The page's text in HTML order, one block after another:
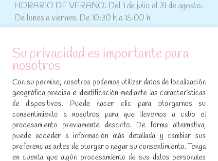
HORARIO DE VERANO: Del 1 de julio al 31 de agosto:
De lunes a viernes: De 10:30 h a 15:00 h
ATENCIÓN AL CLIENTE
Condiciones de compra
Aviso legal y política de privacidad
Política de cookies
SÍGUENOS EN REDES SOCIALES
Encuéntranos en:
Su privacidad es importante para
nosotros
Con su permiso, nosotros podemos utilizar datos de localización
geográfica precisa e identificación mediante las características
de dispositivos. Puede hacer clic para otorgarnos su
consentimiento a nosotros para que llevemos a cabo el
procesamiento previamente descrito. De forma alternativa,
puede acceder a información más detallada y cambiar sus
preferencias antes de otorgar o negar su consentimiento. Tenga
en cuenta que algún procesamiento de sus datos personales